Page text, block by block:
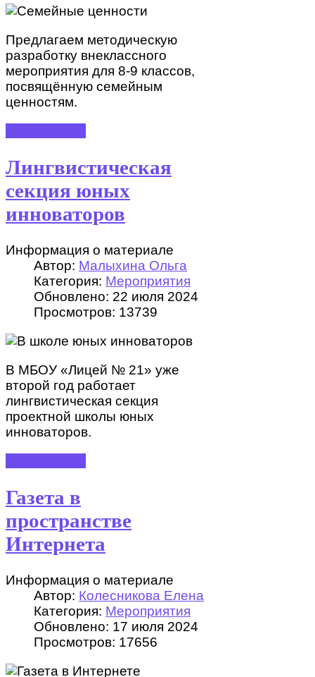
Предлагаем методическую
разработку внеклассного
мероприятия для 8-9 классов,
посвящённую семейным
ценностям.
Лингвистическая
секция юных
инноваторов
Информация о материале
Автор: Малыхина Ольга
Категория: Мероприятия
Обновлено: 22 июля 2024
Просмотров: 13739
В МБОУ «Лицей № 21» уже
второй год работает
лингвистическая секция
проектной школы юных
инноваторов.
Газета в
пространстве
Интернета
Информация о материале
Автор: Колесникова Елена
Категория: Мероприятия
Обновлено: 17 июля 2024
Просмотров: 17656